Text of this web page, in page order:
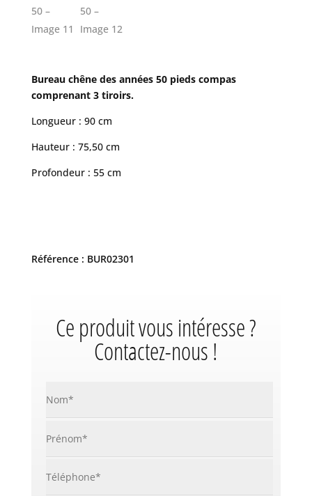
Bureau chêne des années 50 pieds compas
comprenant 3 tiroirs.
Longueur : 90 cm
Hauteur : 75,50 cm
Profondeur : 55 cm
Référence : BUR02301
Ce produit vous intéresse ?
Contactez-nous !